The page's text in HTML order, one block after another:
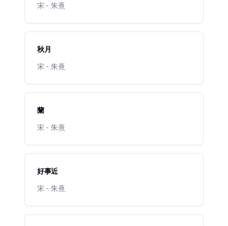
宋 - 朱熹
秋月
宋 - 朱熹
蘭
宋 - 朱熹
好事近
宋 - 朱熹